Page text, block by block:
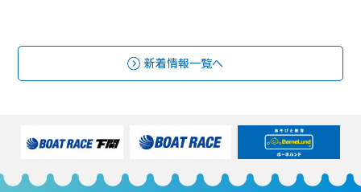
新着情報一覧へ